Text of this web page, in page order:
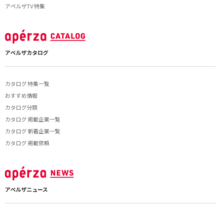
アペルザTV 特集
アペルザカタログ
カタログ 特集一覧
おすすめ情報
カタログ分類
カタログ 掲載企業一覧
カタログ 新着企業一覧
カタログ 掲載依頼
アペルザニュース